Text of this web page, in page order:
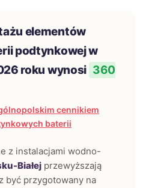
elementów
podtynkowej w
roku wynosi 360
cennikiem
baterii
z instalacjami wodno-
Białej przewyższają
być przygotowany na